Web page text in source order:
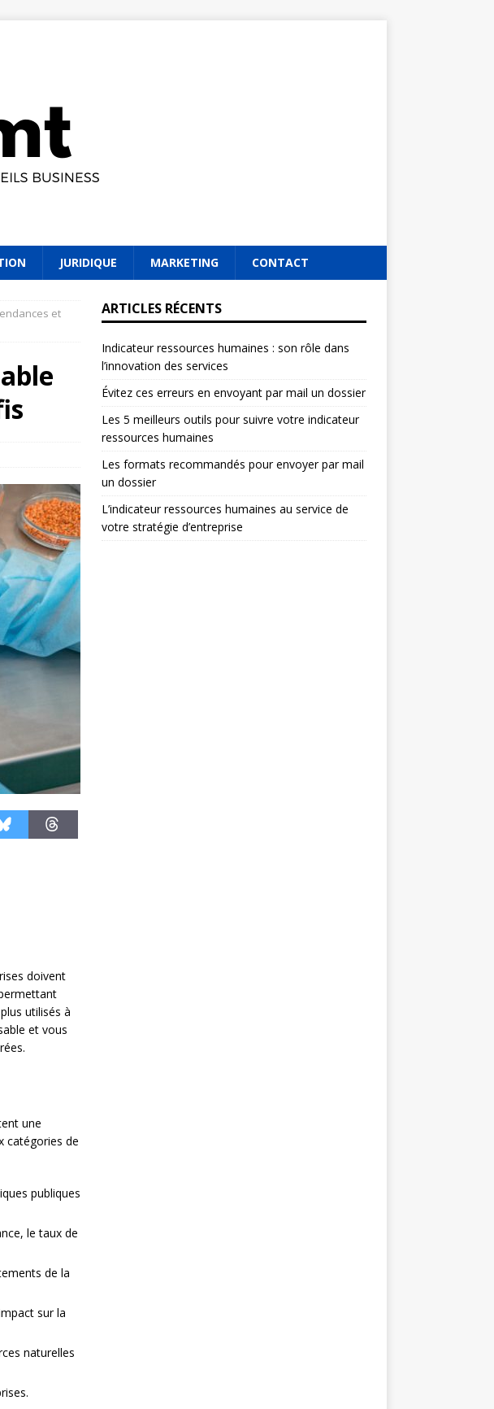
JURIDIQUE MARKETING CONTACT
et
doivent
utilisés à
et vous
une
catégories de
publiques
le taux de
de la
sur la
naturelles
ARTICLES RÉCENTS
Indicateur ressources humaines : son rôle dans
l’innovation des services
Évitez ces erreurs en envoyant par mail un dossier
Les 5 meilleurs outils pour suivre votre indicateur
ressources humaines
Les formats recommandés pour envoyer par mail
un dossier
L’indicateur ressources humaines au service de
votre stratégie d’entreprise